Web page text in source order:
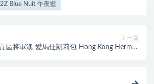
2Z Blue Nuit 午夜藍
上一篇
區將軍澳 愛馬仕凱莉包 Hong Kong Hermes